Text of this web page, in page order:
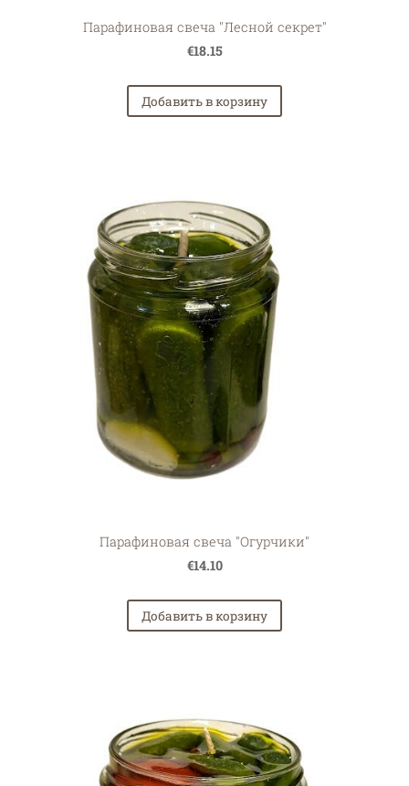
Парафиновая свеча "Лесной секрет"
€18.15
Добавить в корзину
Парафиновая свеча "Огурчики"
€14.10
Добавить в корзину